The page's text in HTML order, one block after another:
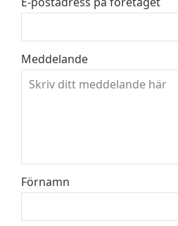
Meddelande
Förnamn